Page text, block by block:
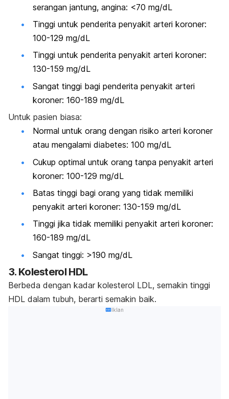
serangan jantung, angina: <70 mg/dL
Tinggi untuk penderita penyakit arteri koroner:
100-129 mg/dL
Tinggi untuk penderita penyakit arteri koroner:
130-159 mg/dL
Sangat tinggi bagi penderita penyakit arteri
koroner: 160-189 mg/dL
Untuk pasien biasa:
Normal untuk orang dengan risiko arteri koroner
atau mengalami diabetes: 100 mg/dL
Cukup optimal untuk orang tanpa penyakit arteri
koroner: 100-129 mg/dL
Batas tinggi bagi orang yang tidak memiliki
penyakit arteri koroner: 130-159 mg/dL
Tinggi jika tidak memiliki penyakit arteri koroner:
160-189 mg/dL
Sangat tinggi: >190 mg/dL
3. Kolesterol HDL
Berbeda dengan kadar kolesterol LDL, semakin tinggi
HDL dalam tubuh, berarti semakin baik.
Iklan